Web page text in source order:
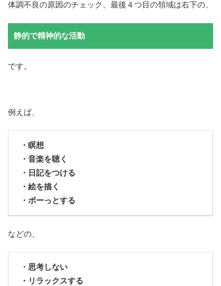
体調不良の原因のチェック、最後４つ目の領域は右下の、
静的で精神的な活動
です。
例えば、
・瞑想
・音楽を聴く
・日記をつける
・絵を描く
・ボーっとする
などの、
・思考しない
・リラックスする